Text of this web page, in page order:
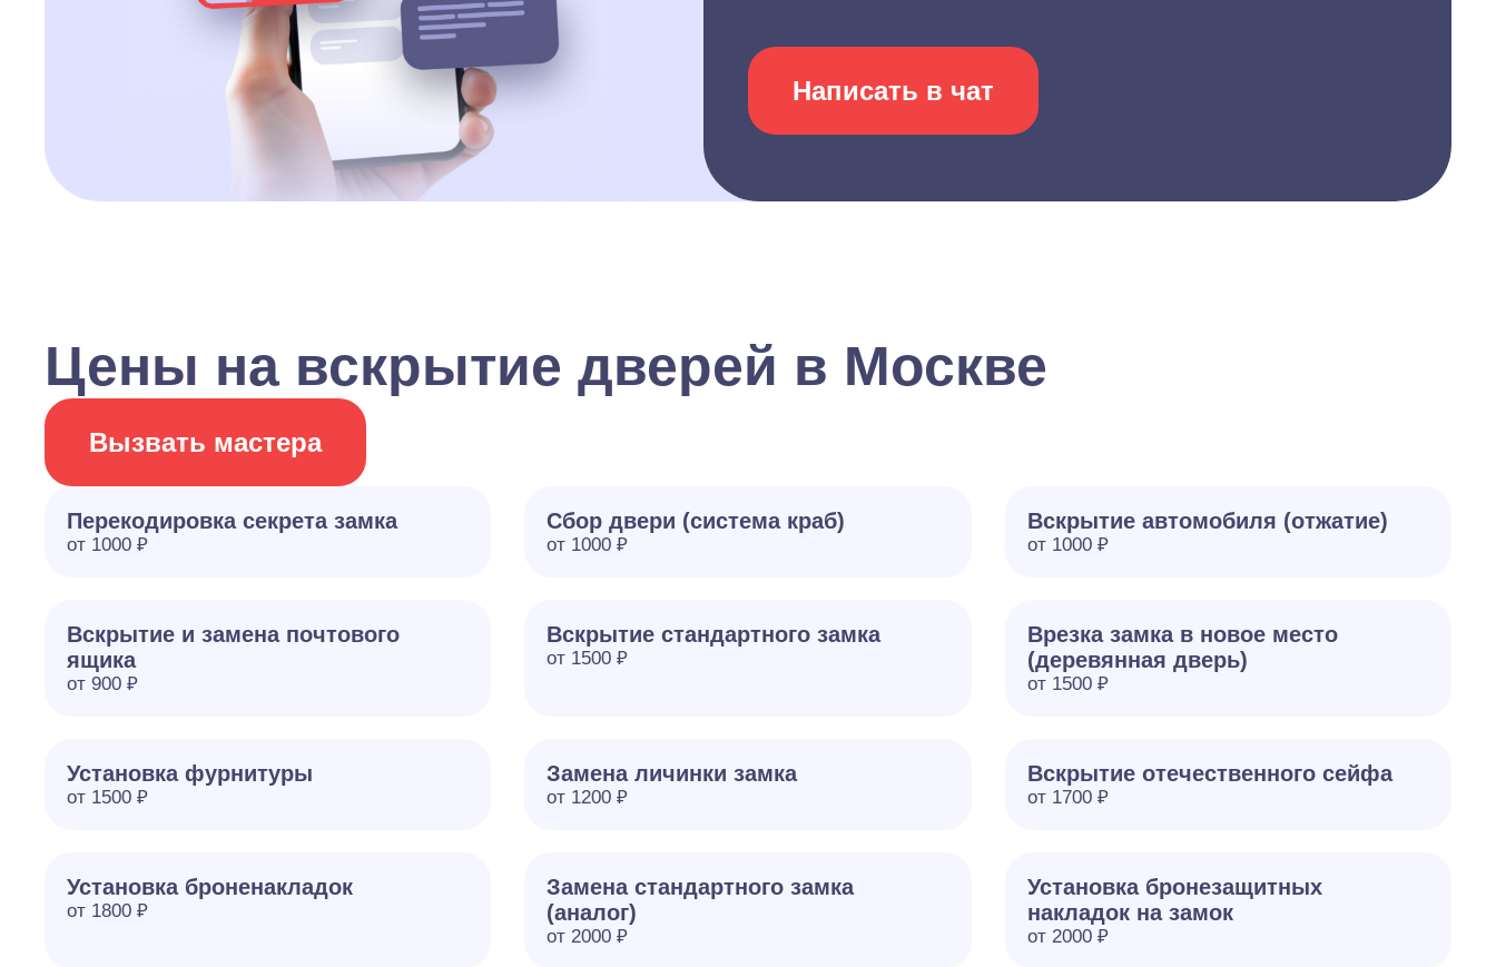
Написать в чат
Цены на вскрытие дверей в Москве
Вызвать мастера
Перекодировка секрета замка
от 1000 ₽
Сбор двери (система краб)
от 1000 ₽
Вскрытие автомобиля (отжатие)
от 1000 ₽
Вскрытие и замена почтового
ящика
от 900 ₽
Вскрытие стандартного замка
от 1500 ₽
Врезка замка в новое место
(деревянная дверь)
от 1500 ₽
Установка фурнитуры
от 1500 ₽
Замена личинки замка
от 1200 ₽
Вскрытие отечественного сейфа
от 1700 ₽
Установка броненакладок
от 1800 ₽
Замена стандартного замка
(аналог)
от 2000 ₽
Установка бронезащитных
накладок на замок
от 2000 ₽